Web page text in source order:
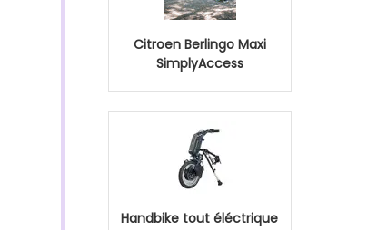
Citroen Berlingo Maxi
SimplyAccess
Handbike tout éléctrique